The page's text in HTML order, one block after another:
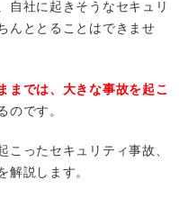
自社に起きそうなセキュリ
んととることはできませ
までは、大きな事故を起こ
のです。
こったセキュリティ事故、
解説します。